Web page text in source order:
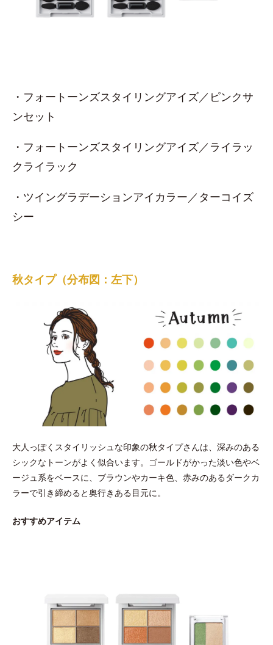
・フォートーンズスタイリングアイズ／ピンクサ
ンセット
・フォートーンズスタイリングアイズ／ライラッ
クライラック
・ツイングラデーションアイカラー／ターコイズ
シー
秋タイプ（分布図：左下）
大人っぽくスタイリッシュな印象の秋タイプさんは、深みのある
シックなトーンがよく似合います。ゴールドがかった淡い色やベ
ージュ系をベースに、ブラウンやカーキ色、赤みのあるダークカ
ラーで引き締めると奥行きある目元に。
おすすめアイテム